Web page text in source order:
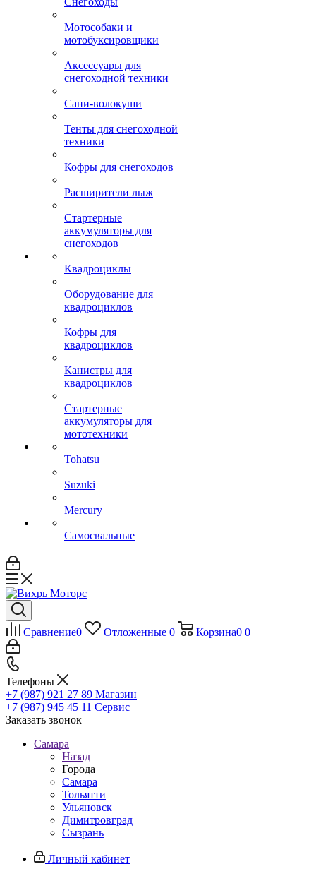
Мотособаки и
мотобуксировщики
Аксессуары для
снегоходной техники
Сани-волокуши
Тенты для снегоходной
техники
Кофры для снегоходов
Расширители лыж
Стартерные
аккумуляторы для
снегоходов
Квадроциклы
Оборудование для
квадроциклов
Кофры для
квадроциклов
Канистры для
квадроциклов
Стартерные
аккумуляторы для
мототехники
Tohatsu
Suzuki
Mercury
Самосвальные
Сравнение0 Отложенные 0 Корзина0 0
Телефоны
+7 (987) 921 27 89 Магазин
+7 (987) 945 45 11 Сервис
Заказать звонок
Самара
Назад
Города
Самара
Тольятти
Ульяновск
Димитровград
Сызрань
Личный кабинет